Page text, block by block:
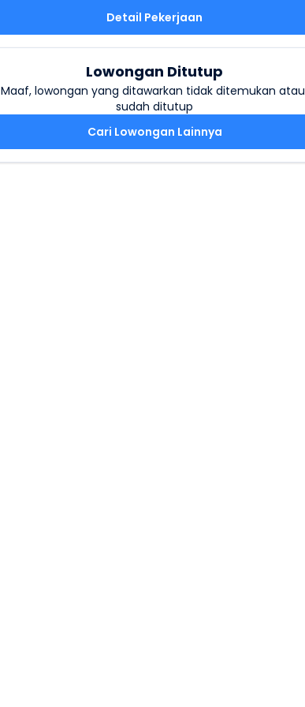
Detail Pekerjaan
Lowongan Ditutup
Maaf, lowongan yang ditawarkan tidak ditemukan atau
sudah ditutup
Cari Lowongan Lainnya